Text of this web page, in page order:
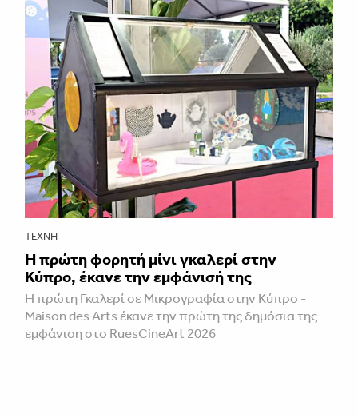
ΤΈΧΝΗ
H πρώτη φορητή μίνι γκαλερί στην
Κύπρο, έκανε την εμφάνισή της
Η πρώτη Γκαλερί σε Μικρογραφία στην Κύπρο -
Maison des Arts έκανε την πρώτη της δημόσια της
εμφάνιση στο RuesCineArt 2026